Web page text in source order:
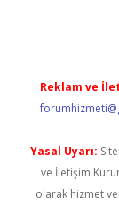
Reklam ve
Yasal Uyarı:
ve İletişim
olarak hizmet